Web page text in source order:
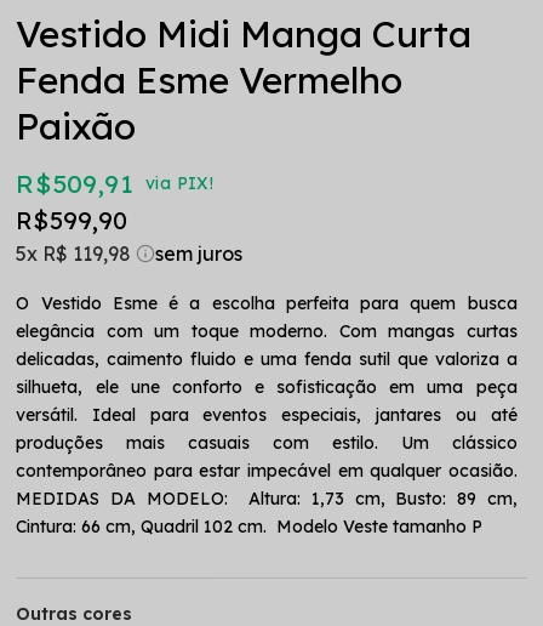
Vestido Midi Manga Curta
Fenda Esme Vermelho
Paixão
R$ 509,91 via PIX!
R$ 599,90
5x R$ 119,98
O Vestido Esme é a escolha perfeita para quem busca
elegância com um toque moderno. Com mangas curtas
delicadas, caimento fluido e uma fenda sutil que valoriza a
silhueta, ele une conforto e sofisticação em uma peça
versátil. Ideal para eventos especiais, jantares ou até
produções mais casuais com estilo. Um clássico
contemporâneo para estar impecável em qualquer ocasião.
MEDIDAS DA MODELO: Altura: 1,73 cm, Busto: 89 cm,
Cintura: 66 cm, Quadril 102 cm. Modelo Veste tamanho P
Outras cores